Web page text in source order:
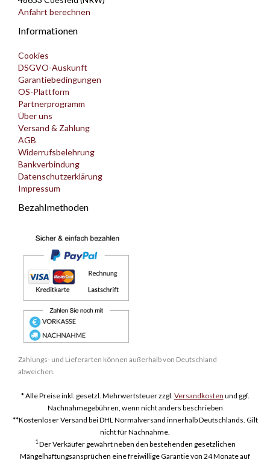
Anfahrt berechnen
Informationen
Cookies
DSGVO-Auskunft
Garantiebedingungen
OS-Plattform
Partnerprogramm
Über uns
Versand & Zahlung
AGB
Widerrufsbelehrung
Bankverbindung
Datenschutzerklärung
Impressum
Bezahlmethoden
Zahlungs- und Lieferarten können außerhalb von Deutschland
abweichen.
* Alle Preise inkl. gesetzl. Mehrwertsteuer zzgl. Versandkosten und ggf.
Nachnahmegebühren, wenn nicht anders beschrieben
**Kostenloser Versand bei DHL Normalversand innerhalb Deutschlands. Gilt
nicht für Nachnahme.
1Der Verkäufer gewährt neben den bestehenden gesetzlichen
Mängelhaftungsansprüchen eine freiwillige Garantie von 24 Monate auf